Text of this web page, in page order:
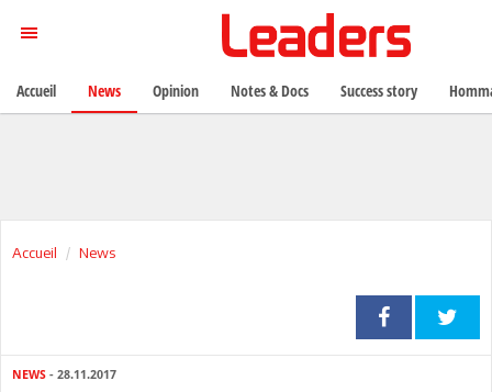
Accueil News
NEWS - 28.11.2017
Accueil News Opinion Notes & Docs Success story